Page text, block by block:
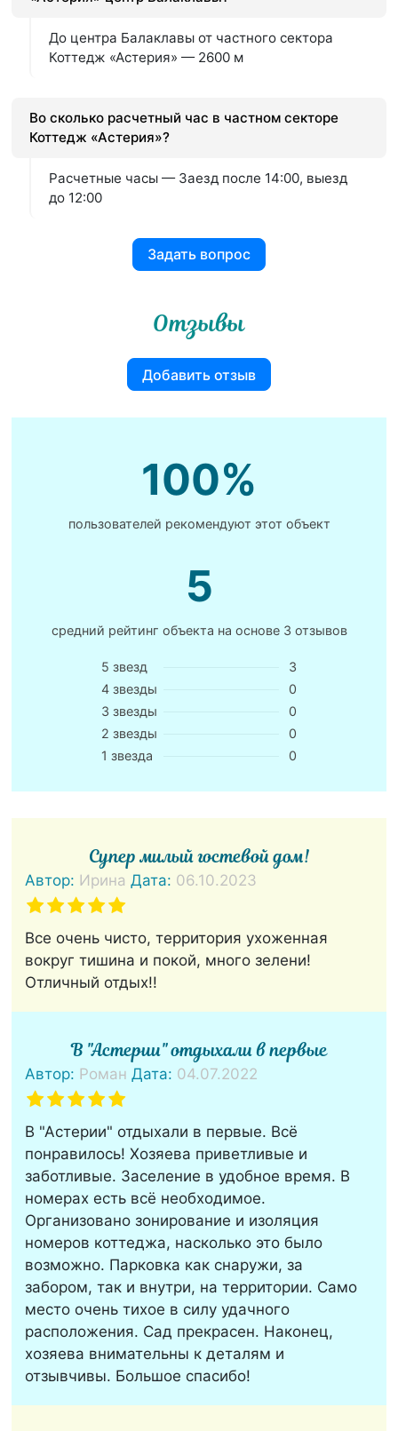
До центра Балаклавы от частного сектора
Коттедж «Астерия» — 2600 м
Во сколько расчетный час в частном секторе
Коттедж «Астерия»?
Расчетные часы — Заезд после 14:00, выезд
до 12:00
Задать вопрос
Отзывы
Добавить отзыв
100%
пользователей рекомендуют этот объект
5
средний рейтинг объекта на основе 3 отзывов
5 звезд
3
4 звезды
0
3 звезды
0
2 звезды
0
1 звезда
0
Супер милый гостевой дом!
Автор: Ирина Дата: 06.10.2023
Все очень чисто, территория ухоженная
вокруг тишина и покой, много зелени!
Отличный отдых!!
В "Астерии" отдыхали в первые
Автор: Роман Дата: 04.07.2022
В "Астерии" отдыхали в первые. Всё
понравилось! Хозяева приветливые и
заботливые. Заселение в удобное время. В
номерах есть всё необходимое.
Организовано зонирование и изоляция
номеров коттеджа, насколько это было
возможно. Парковка как снаружи, за
забором, так и внутри, на территории. Само
место очень тихое в силу удачного
расположения. Сад прекрасен. Наконец,
хозяева внимательны к деталям и
отзывчивы. Большое спасибо!